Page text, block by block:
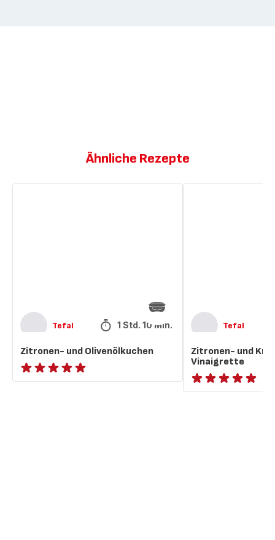
Ähnliche Rezepte
Tefal 1 Std. 10 Min.
Zitronen- und Olivenölkuchen
ratings.NaN
Tefal
Zitronen- und
Vinaigrette
ratings.NaN